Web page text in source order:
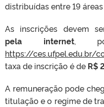
distribuídas entre 19
As inscrições devem
pela internet,
https://ces.ufpel.edu.br/
taxa de inscrição é de R$
A remuneração pode
titulação e o regime de